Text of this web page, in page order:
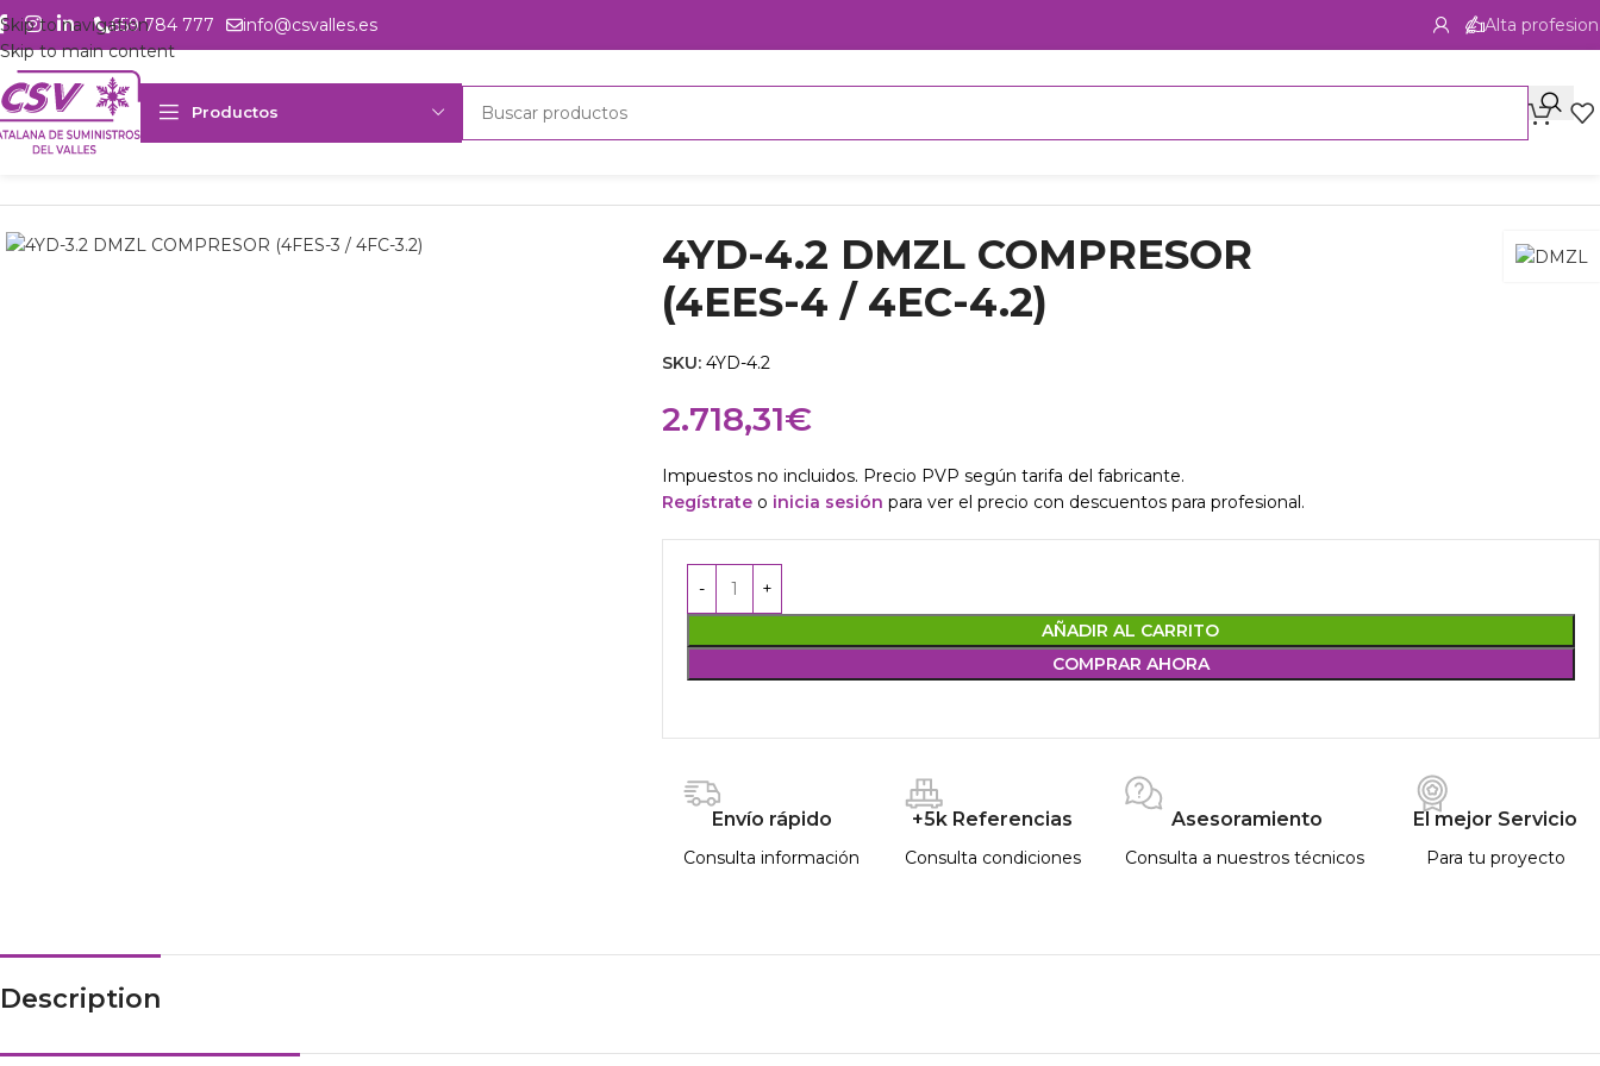
Skip to navigation
Skip to main content
659 784 777 info@csvalles.es Alta
Productos
Inicio Productos
4YD-4.2 DMZL COMPRESOR
(4EES-4 / 4EC-4.2)
SKU: 4YD-4.2
2.718,31€
Impuestos no incluidos. Precio PVP según tarifa del fabricante.
Regístrateo inicia sesión para ver el precio con descuentos para profesional.
AÑADIR AL CARRITO
COMPRAR AHORA
Envío rápido
Consulta información
+5k Referencias
Consulta condiciones
Asesoramiento
Consulta a nuestros técnicos
El mejor Servicio
Para tu proyecto
Description